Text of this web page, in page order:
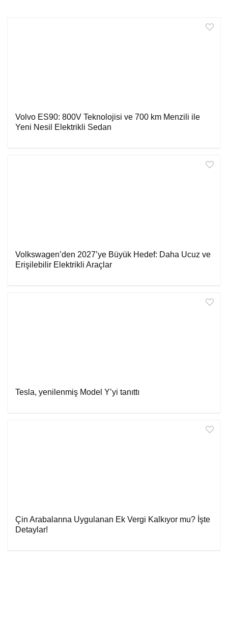
Volvo ES90: 800V Teknolojisi ve 700 km Menzili ile
Yeni Nesil Elektrikli Sedan
Volkswagen’den 2027’ye Büyük Hedef: Daha Ucuz ve
Erişilebilir Elektrikli Araçlar
Tesla, yenilenmiş Model Y’yi tanıttı
Çin Arabalarına Uygulanan Ek Vergi Kalkıyor mu? İşte
Detaylar!